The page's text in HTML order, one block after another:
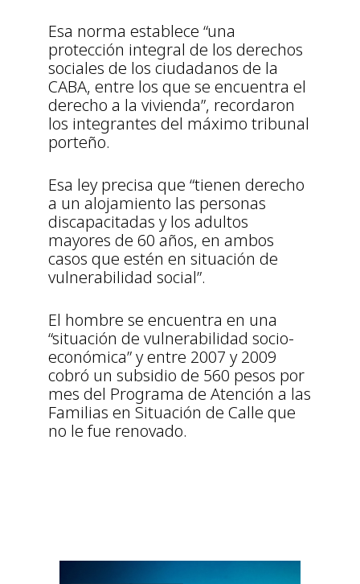
Esa norma establece “una
protección integral de los derechos
sociales de los ciudadanos de la
CABA, entre los que se encuentra el
derecho a la vivienda”, recordaron
los integrantes del máximo tribunal
porteño.
Esa ley precisa que “tienen derecho
a un alojamiento las personas
discapacitadas y los adultos
mayores de 60 años, en ambos
casos que estén en situación de
vulnerabilidad social”.
El hombre se encuentra en una
“situación de vulnerabilidad socio-
económica” y entre 2007 y 2009
cobró un subsidio de 560 pesos por
mes del Programa de Atención a las
Familias en Situación de Calle que
no le fue renovado.